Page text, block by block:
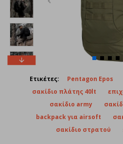
Ετικέτες: Pentagon Epos
σακίδιο πλάτης 40lt
σακίδιο army
backpack για airsoft
σακίδιο στρατού